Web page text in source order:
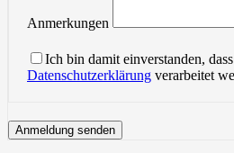
Anmerkungen
Ich bin damit einverstanden,
Datenschutzerklärung verarbeitet